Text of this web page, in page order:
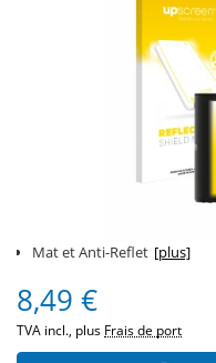
Mat et Anti-Reflet [plus]
8,49 €
TVA incl., plus Frais de port